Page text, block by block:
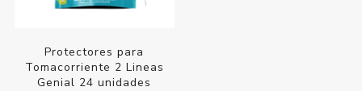
Protectores para
Tomacorriente 2 Lineas
Genial 24 unidades